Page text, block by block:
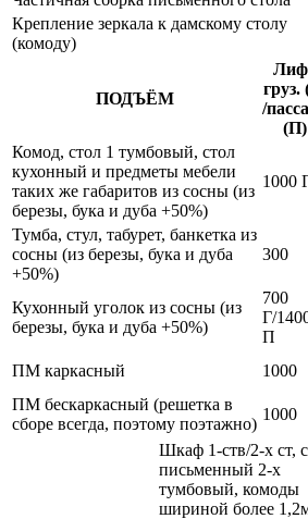
Крепление зеркала к дамскому столу
(комоду)
ПОДЪЁМ
груз.
/
(П)
Комод, стол 1 тумбовый, стол
кухонный и предметы мебели
таких же габаритов из сосны (из
березы, бука и дуба +50%)
1000
Тумба, стул, табурет, банкетка из
сосны (из березы, бука и дуба
+50%)
300
Кухонный уголок из сосны (из
березы, бука и дуба +50%)
700
Г/
П
ПМ каркасный 1000
ПМ бескаркасный (решетка в
сборе всегда, поэтому поэтажно)
1000
Шкаф 1-ств/2-х ст,
письменный 2-х
тумбовый, комоды
шириной более